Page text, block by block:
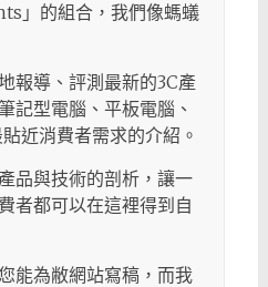
」的組合，我們像螞蟻
報導、評測最新的3C產
記型電腦、平板電腦、
近消費者需求的介紹。
品與技術的剖析，讓一
者都可以在這裡得到自
能為敝網站寫稿，而我